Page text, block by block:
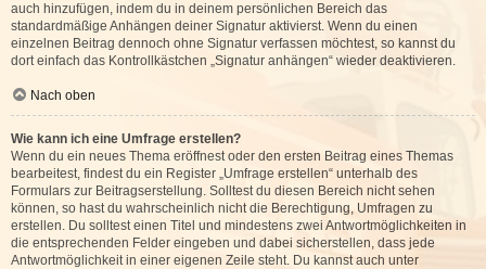
auch hinzufügen, indem du in deinem persönlichen Bereich das
standardmäßige Anhängen deiner Signatur aktivierst. Wenn du einen
einzelnen Beitrag dennoch ohne Signatur verfassen möchtest, so kannst du
dort einfach das Kontrollkästchen „Signatur anhängen“ wieder deaktivieren.
Nach oben
Wie kann ich eine Umfrage erstellen?
Wenn du ein neues Thema eröffnest oder den ersten Beitrag eines Themas
bearbeitest, findest du ein Register „Umfrage erstellen“ unterhalb des
Formulars zur Beitragserstellung. Solltest du diesen Bereich nicht sehen
können, so hast du wahrscheinlich nicht die Berechtigung, Umfragen zu
erstellen. Du solltest einen Titel und mindestens zwei Antwortmöglichkeiten in
die entsprechenden Felder eingeben und dabei sicherstellen, dass jede
Antwortmöglichkeit in einer eigenen Zeile steht. Du kannst auch unter